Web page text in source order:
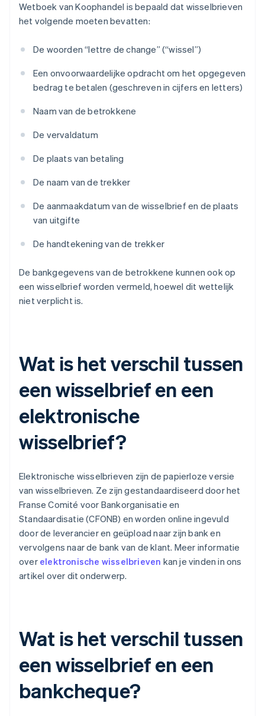
Wetboek van Koophandel is bepaald dat wisselbrieven
het volgende moeten bevatten:
De woorden “lettre de change” (“wissel”)
Een onvoorwaardelijke opdracht om het opgegeven
bedrag te betalen (geschreven in cijfers en letters)
Naam van de betrokkene
De vervaldatum
De plaats van betaling
De naam van de trekker
De aanmaakdatum van de wisselbrief en de plaats
van uitgifte
De handtekening van de trekker
De bankgegevens van de betrokkene kunnen ook op
een wisselbrief worden vermeld, hoewel dit wettelijk
niet verplicht is.
Wat is het verschil tussen
een wisselbrief en een
elektronische
wisselbrief?
Elektronische wisselbrieven zijn de papierloze versie
van wisselbrieven. Ze zijn gestandaardiseerd door het
Franse Comité voor Bankorganisatie en
Standaardisatie (CFONB) en worden online ingevuld
door de leverancier en geüpload naar zijn bank en
vervolgens naar de bank van de klant. Meer informatie
over elektronische wisselbrieven kan je vinden in ons
artikel over dit onderwerp.
Wat is het verschil tussen
een wisselbrief en een
bankcheque?